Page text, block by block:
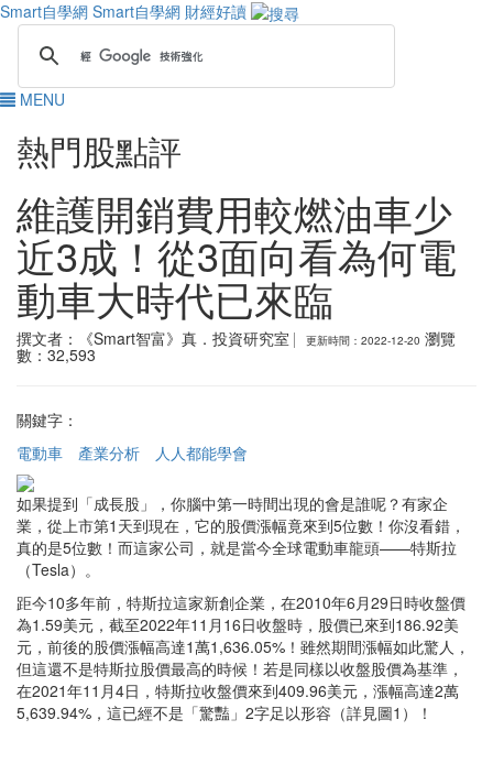
Smart自學網 Smart自學網 財經好讀
MENU
熱門股點評
維護開銷費用較燃油車少
近3成！從3面向看為何電
動車大時代已來臨
撰文者：《Smart智富》真．投資研究室 瀏覽
數：32,593
關鍵字：
電動車
產業分析 人人都能學會
如果提到「成長股」，你腦中第一時間出現的會是誰呢？有家企
業，從上市第1天到現在，它的股價漲幅竟來到5位數！你沒看錯，
真的是5位數！而這家公司，就是當今全球電動車龍頭——特斯拉
（Tesla）。
距今10多年前，特斯拉這家新創企業，在2010年6月29日時收盤價
為1.59美元，截至2022年11月16日收盤時，股價已來到186.92美
元，前後的股價漲幅高達1萬1,636.05%！雖然期間漲幅如此驚人，
但這還不是特斯拉股價最高的時候！若是同樣以收盤股價為基準，
在2021年11月4日，特斯拉收盤價來到409.96美元，漲幅高達2萬
5,639.94%，這已經不是「驚豔」2字足以形容（詳見圖1）！